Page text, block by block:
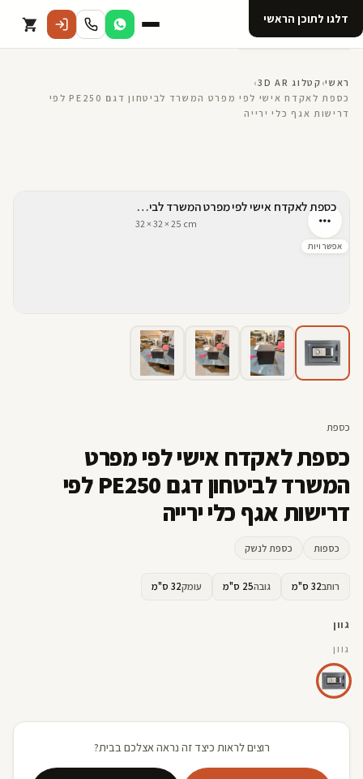
דלגו לתוכן הראשי
קטלוג
אודות 123D
ראשי› קטלוג 3D AR
›
כספת לאקדח אישי לפי מפרט המשרד לביטחון דגם PE250 לפי
דרישות אגף כלי ירייה
כספת
כספת לאקדח אישי לפי מפרט
המשרד לביטחון דגם PE250 לפי
דרישות אגף כלי ירייה
כספות כספת לנשק
רוחב32 ס"מ גובה25 ס"מ עומק32 ס"מ
גוון
גוון
רוצים לראות כיצד זה נראה אצלכם בבית?